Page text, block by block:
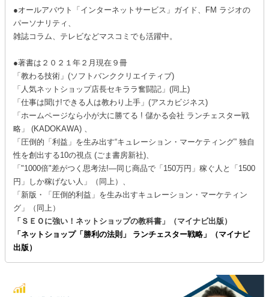
●オールアバウト「インターネットサービス」ガイド、FM ラジオの
パーソナリティ、
雑誌コラム、テレビなどマスコミでも活躍中。
●著書は２０２１年２月現在９冊
「教わる技術」(ソフトバンククリエイティブ)
「人気ネットショップ店長セキララ奮闘記」(同上)
「仕事は聞け!できる人は教わり上手」(アスカビジネス)
「ホームページなら小が大に勝てる ! 儲かる会社 ランチェスター戦
略」 (KADOKAWA) 、
「圧倒的「利益」を生み出す“キュレーション・マーケティング” 独自
性を創出する10の視点 (ごま書房新社)、
「"1000倍"差がつく思考法!―同じ商品で「150万円」稼ぐ人と「1500
円」しか稼げない人」（同上）、
「新版・「圧倒的利益」を生み出すキュレーション・マーケティン
グ」（同上）
「ＳＥＯに強い！ネットショップの教科書」（マイナビ出版）
「ネットショップ「勝利の法則」 ランチェスター戦略」（マイナビ
出版）